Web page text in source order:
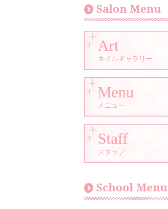
Salon Menu
Art
ネイルギャラリー
Menu
メニュー
Staff
スタッフ
School Menu